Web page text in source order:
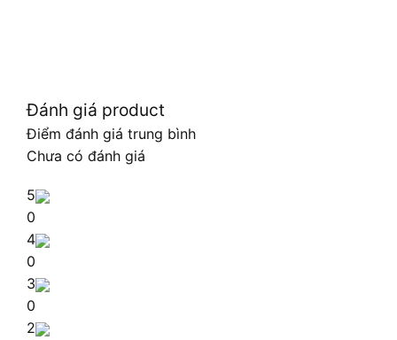
Đánh giá product
Điểm đánh giá trung bình
Chưa có đánh giá
5
0
4
0
3
0
2